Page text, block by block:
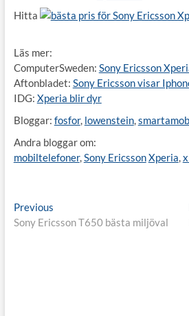
Hitta
bästa pris för Sony Ericsson
Läs mer:
ComputerSweden: Sony Ericsson
Aftonbladet: Sony Ericsson visar
IDG: Xperia blir dyr
Bloggar: fosfor, lowenstein,
Andra bloggar om:
mobiltelefoner,Sony EricssonXperia,
Inläggsnavigering
PreviousPrevious
post:
Sony Ericsson T650 bästa miljöval